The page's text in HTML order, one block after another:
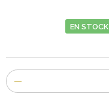
EN STOCK
Número
de